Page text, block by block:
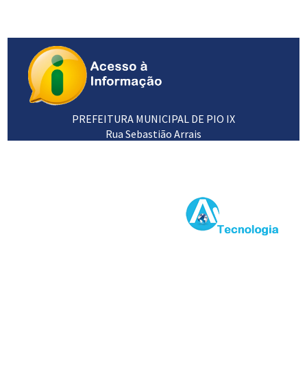
PREFEITURA MUNICIPAL DE PIO IX
Rua Sebastião Arrais